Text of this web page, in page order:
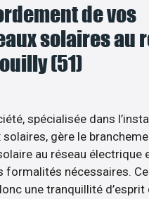
de vos
solaires au
(51)
spécialisée dans
solaires, gère le
au réseau électrique
formalités nécessaires.
une tranquillité